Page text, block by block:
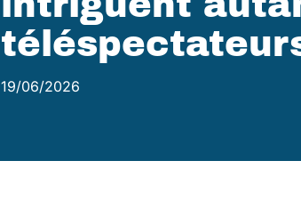
19/06/2026